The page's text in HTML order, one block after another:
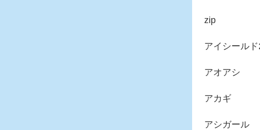
zip
アイシール
アオアシ
アカギ
アシガール